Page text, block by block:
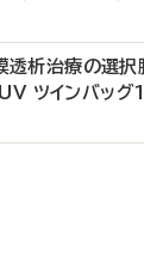
析治療の選択
ツインバッグ